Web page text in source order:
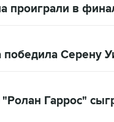
проиграли в
победила Серену
Гаррос"